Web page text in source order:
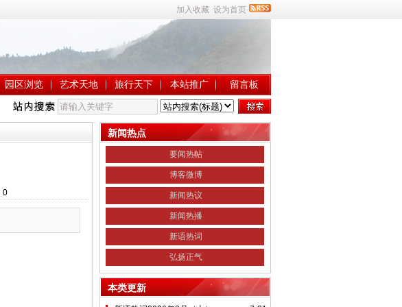
加入收藏 设为首页
园区浏览 艺术天地 旅行天下 本站推广 留言板
0
新闻热点
要闻热帖
博客微博
新闻热议
新闻热播
新语热词
弘扬正气
本类更新